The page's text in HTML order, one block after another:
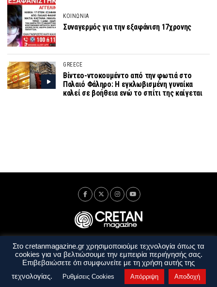
ΚΟΙΝΩΝΙΑ
Συναγερμός για την εξαφάνιση 17χρονης
GREECE
Βίντεο-ντοκουμέντο από την φωτιά στο
Παλαιό Φάληρο: Η εγκλωβισμένη γυναίκα
καλεί σε βοήθεια ενώ το σπίτι της καίγεται
Ταυτότητα Πολιτική Απορρήτου
Όροι Χρήσης
Όροι και Προϋποθέσεις
Στο cretanmagazine.gr χρησιμοποιούμε τεχνολογία όπως τα
cookies για να βελτιώσουμε την εμπειρία περιήγησής σας.
Επιβεβαιώσετε ότι συμφωνείτε με τη χρήση αυτής της
τεχνολογίας.
Ρυθμίσεις Cookies Απόρριψη Αποδοχή